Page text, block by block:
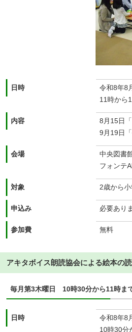
日時
令和8年8
11時から
内容
8月15日
9月19日
会場
中央図書
フォンテ
対象 2歳から
申込み 必要あり
参加費 無料
アキタボイス朗読協会による絵本の
毎月第3木曜日 10時30分から11時ま
日時
令和8年8
10時30分